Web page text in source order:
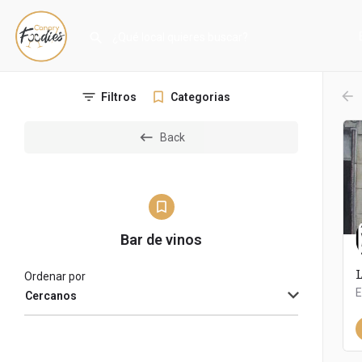
Filtros Categorias
Back
Bar de vinos
Cercanos
Ordenar por